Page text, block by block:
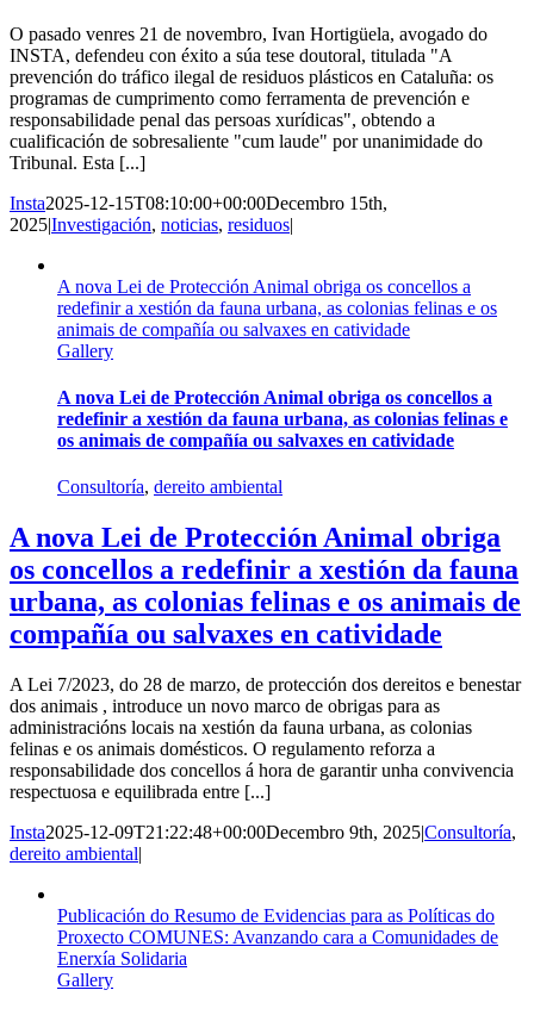
O pasado venres 21 de novembro, Ivan Hortigüela, avogado do
INSTA, defendeu con éxito a súa tese doutoral, titulada "A
prevención do tráfico ilegal de residuos plásticos en Cataluña: os
programas de cumprimento como ferramenta de prevención e
responsabilidade penal das persoas xurídicas", obtendo a
cualificación de sobresaliente "cum laude" por unanimidade do
Tribunal. Esta [...]
Insta2025-12-15T08:10:00+00:00Decembro 15th,
2025|Investigación, noticias, residuos|
A nova Lei de Protección Animal obriga os concellos a
redefinir a xestión da fauna urbana, as colonias felinas e os
animais de compañía ou salvaxes en catividade
Gallery
A nova Lei de Protección Animal obriga os concellos a
redefinir a xestión da fauna urbana, as colonias felinas e
os animais de compañía ou salvaxes en catividade
Consultoría, dereito ambiental
A nova Lei de Protección Animal obriga
os concellos a redefinir a xestión da fauna
urbana, as colonias felinas e os animais de
compañía ou salvaxes en catividade
A Lei 7/2023, do 28 de marzo, de protección dos dereitos e benestar
dos animais , introduce un novo marco de obrigas para as
administracións locais na xestión da fauna urbana, as colonias
felinas e os animais domésticos. O regulamento reforza a
responsabilidade dos concellos á hora de garantir unha convivencia
respectuosa e equilibrada entre [...]
Insta2025-12-09T21:22:48+00:00Decembro 9th, 2025|Consultoría,
dereito ambiental|
Publicación do Resumo de Evidencias para as Políticas do
Proxecto COMUNES: Avanzando cara a Comunidades de
Enerxía Solidaria
Gallery